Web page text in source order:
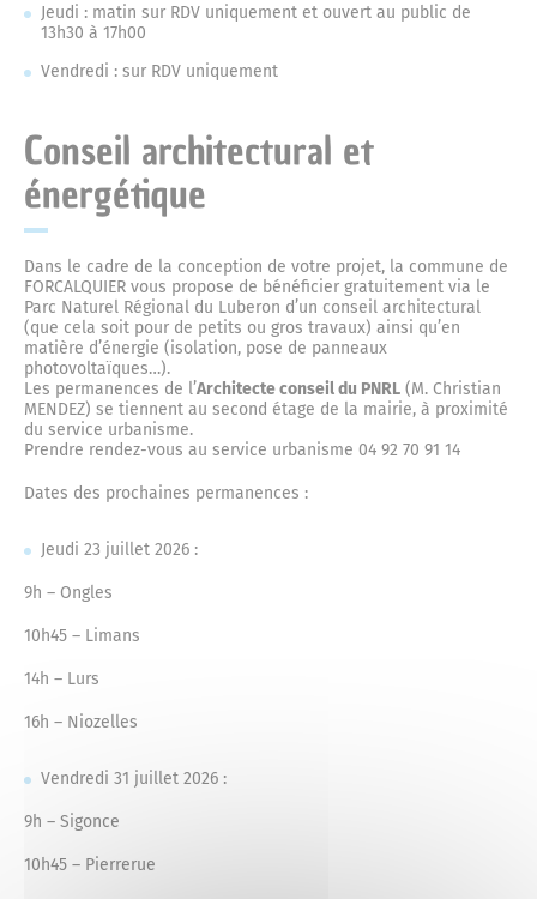
Les fusillés du 8 juin 1944
19 août 1944 : la libération
La fête de la Libération
Plan interactif de Forcalquier
La médiathèque
Plan Local d’Urbanisme
Les installations sportives
Population - Etat Civil
Etat Civil
Demande d’actes
Mariage
Livret de famille
Recensement des jeunes
Reconnaissance d’un enfant
Vos papiers d’identité
Service-public.fr
Les cours d’école plus vertes
Le frigo solidaire
Des actions fortes
Les salles
Opération programmée d’amélioration de l’habitat
(OPAH)
Jeudi : matin sur RDV uniquement et ouvert au public de
13h30 à 17h00
Vendredi : sur RDV uniquement
Conseil architectural et
énergétique
Dans le cadre de la conception de votre projet, la commune de
FORCALQUIER vous propose de bénéficier gratuitement via le
Parc Naturel Régional du Luberon d’un conseil architectural
(que cela soit pour de petits ou gros travaux) ainsi qu’en
matière d’énergie (isolation, pose de panneaux
photovoltaïques…).
Les permanences de l’Architecte conseil du PNRL (M. Christian
MENDEZ) se tiennent au second étage de la mairie, à proximité
du service urbanisme.
Prendre rendez-vous au service urbanisme 04 92 70 91 14
Dates des prochaines permanences :
Jeudi 23 juillet 2026 :
9h – Ongles
10h45 – Limans
14h – Lurs
16h – Niozelles
Vendredi 31 juillet 2026 :
9h – Sigonce
10h45 – Pierrerue